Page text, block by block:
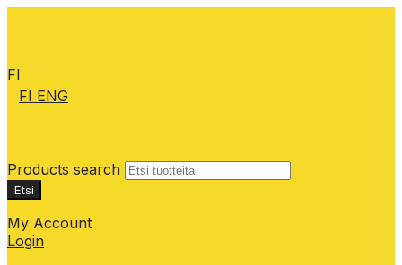
FI
FI ENG
Products search
Etsi
My Account
Login